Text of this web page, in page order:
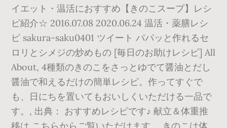
イエット・温活におすすめ【きのこスープ】レシ
ピ紹介☆ 2016.07.08 2020.06.24 温活・薬膳レシ
ピ sakura-saku0401 ツイート パパッと作れるセ
ロリとシメジの炒めもの [毎日のお助けレシピ] All
About, 4種類のきのこをさっとゆでて醤油とだし
醤油で和えるだけの簡単レシピ。作ってすぐで
も、日にちを置いてもおいしくいただける一品で
す。, 出典： おすすめレシピです♪ 献立＆体重推